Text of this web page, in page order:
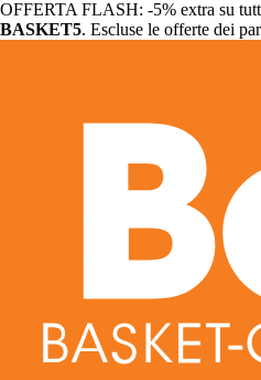
OFFERTA FLASH: -5% extra su
BASKET5. Escluse le offerte dei